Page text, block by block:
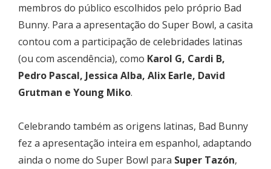
membros do público escolhidos pelo próprio Bad
Bunny. Para a apresentação do Super Bowl, a casita
contou com a participação de celebridades latinas
(ou com ascendência), como Karol G, Cardi B,
Pedro Pascal, Jessica Alba, Alix Earle, David
Grutman e Young Miko.
Celebrando também as origens latinas, Bad Bunny
fez a apresentação inteira em espanhol, adaptando
ainda o nome do Super Bowl para Super Tazón,